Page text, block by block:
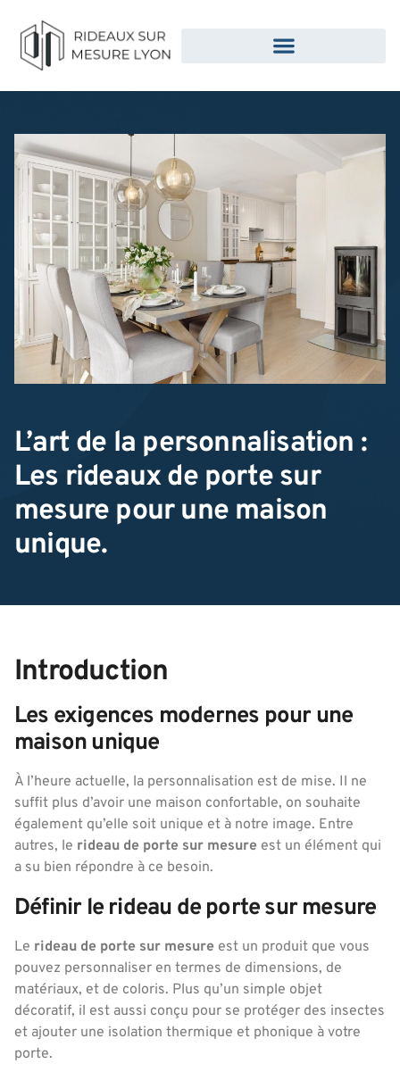
L’art de la personnalisation :
Les rideaux de porte sur
mesure pour une maison
unique.
Introduction
Les exigences modernes pour une
maison unique
À l’heure actuelle, la personnalisation est de mise. Il ne
suffit plus d’avoir une maison confortable, on souhaite
également qu’elle soit unique et à notre image. Entre
autres, le rideau de porte sur mesure est un élément qui
a su bien répondre à ce besoin.
Définir le rideau de porte sur mesure
Le rideau de porte sur mesure est un produit que vous
pouvez personnaliser en termes de dimensions, de
matériaux, et de coloris. Plus qu’un simple objet
décoratif, il est aussi conçu pour se protéger des insectes
et ajouter une isolation thermique et phonique à votre
porte.